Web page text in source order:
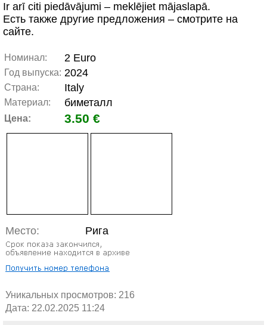
Ir arī citi piedāvājumi – meklējiet mājaslapā.
Есть также другие предложения – смотрите на
сайте.
Номинал: 2 Euro
Год выпуска: 2024
Страна: Italy
Материал: биметалл
Цена: 3.50 €
Место: Рига
Уникальных просмотров: 216
Дата: 22.02.2025 11:24